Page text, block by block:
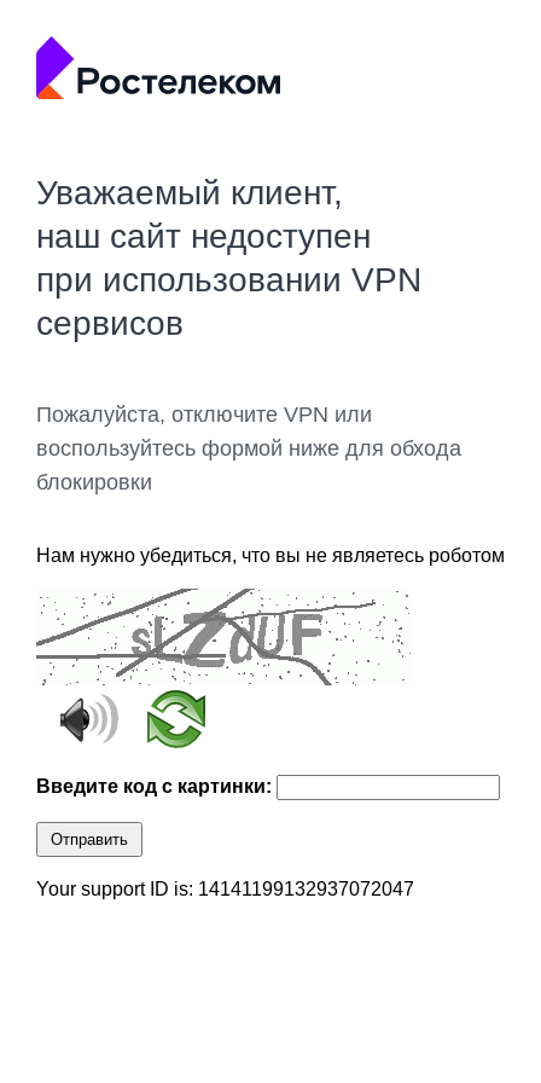
Уважаемый клиент,
наш сайт недоступен
при использовании VPN
сервисов
Пожалуйста, отключите VPN или
воспользуйтесь формой ниже для обхода
блокировки
Нам нужно убедиться, что вы не являетесь роботом
Введите код с картинки:
Отправить
Your support ID is: 14141199132937072047